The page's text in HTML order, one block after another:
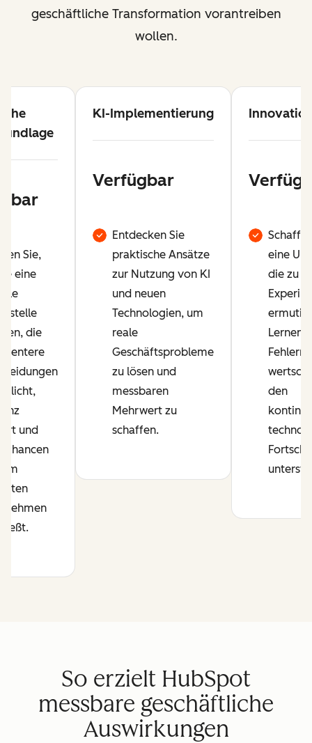
geschäftliche Transformation vorantreiben
wollen.
Sie,
eine
die
und
Chancen
KI-Implementierung
Verfügbar
Entdecken Sie
praktische Ansätze
zur Nutzung von KI
und neuen
Technologien, um
reale
Geschäftsprobleme
zu lösen und
messbaren
Mehrwert zu
schaffen.
eine
die zu
Lernen
Fehlern
den
So erzielt HubSpot
messbare geschäftliche
Auswirkungen